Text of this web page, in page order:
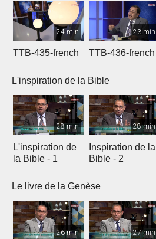
24 min
TTB-435-french
23 min
TTB-436-french
L'inspiration de la Bible
28 min
L'inspiration de
la Bible - 1
28 min
Inspiration de la
Bible - 2
Le livre de la Genèse
26 min 27 min